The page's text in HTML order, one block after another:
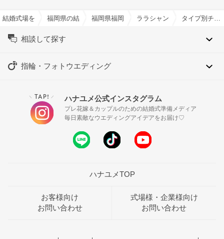
結婚式場を探すならハナユメ
福岡県の結婚式場一覧福岡県福岡市の結婚式場一覧ララシャンス 博多の森で結
相談して探す
指輪・フォトウエディング
＼ TAP! ／ ハナユメ公式インスタグラム
プレ花嫁＆カップルのための結婚式準備メディア
毎日素敵なウエディングアイデアをお届け♡
ハナユメTOP
お客様向け
お問い合わせ
式場様・企業様向け
お問い合わせ